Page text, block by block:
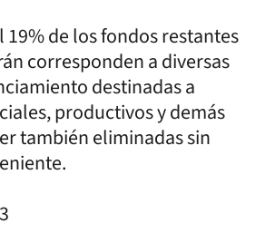
19% de los fondos restantes
corresponden a diversas
destinadas a
productivos y demás
también eliminadas sin